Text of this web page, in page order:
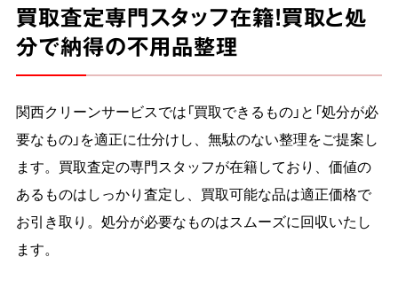
買取査定専門スタッフ在籍！買取と処
分で納得の不用品整理
関西クリーンサービスでは「買取できるもの」と「処分が必
要なもの」を適正に仕分けし、無駄のない整理をご提案し
ます。買取査定の専門スタッフが在籍しており、価値の
あるものはしっかり査定し、買取可能な品は適正価格で
お引き取り。処分が必要なものはスムーズに回収いたし
ます。